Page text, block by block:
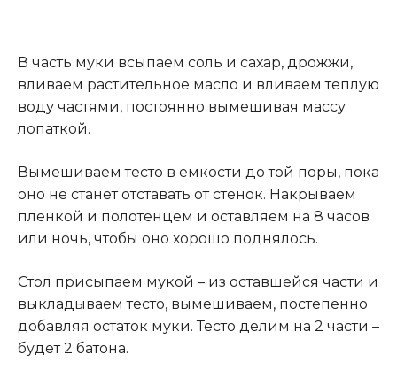
В часть муки всыпаем соль и сахар, дрожжи,
вливаем растительное масло и вливаем теплую
воду частями, постоянно вымешивая массу
лопаткой.
Вымешиваем тесто в емкости до той поры, пока
оно не станет отставать от стенок. Накрываем
пленкой и полотенцем и оставляем на 8 часов
или ночь, чтобы оно хорошо поднялось.
Стол присыпаем мукой – из оставшейся части и
выкладываем тесто, вымешиваем, постепенно
добавляя остаток муки. Тесто делим на 2 части –
будет 2 батона.